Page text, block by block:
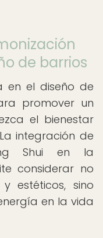
de barrios
en el diseño de
promover un
el bienestar
integración de
Shui en la
considerar no
estéticos, sino
en la vida